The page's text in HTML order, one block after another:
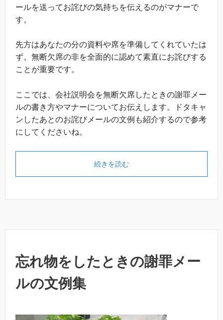
ールを送ってお詫びの気持ちを伝えるのがマナーで
す。
先方はあなたの分の資料や席を準備してくれていたは
ず。無断欠席の非を全面的に認めて素直にお詫びする
ことが重要です。
ここでは、会社説明会を無断欠席したときの謝罪メー
ルの書き方やマナーについてお伝えします。ドタキャ
ンしたあとのお詫びメールの文例も紹介するので参考
にしてくださいね。
続きを読む
忘れ物をしたときの謝罪メー
ルの文例集